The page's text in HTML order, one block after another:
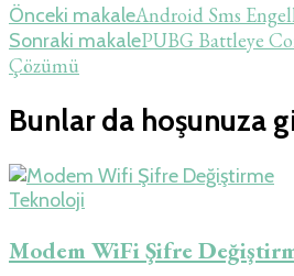
Önceki makaleAndroid Sms
Sonraki makalePUBG Battleye
Çözümü
Bunlar da hoşunuza
Teknoloji
Modem WiFi Şifre